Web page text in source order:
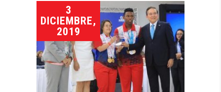
3
DICIEMBRE,
2019